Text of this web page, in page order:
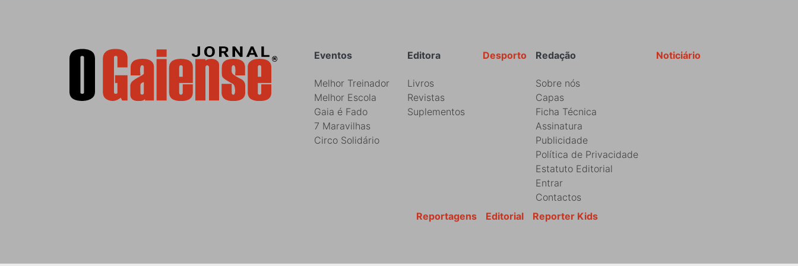
Rodapé Noticiário
Redação
Sobre nós
Capas
Ficha Técnica
Assinatura
Publicidade
Política de Privacidade
Estatuto Editorial
Entrar
Contactos
Desporto
Editora
Livros
Revistas
Suplementos
Eventos
Melhor Treinador
Melhor Escola
Gaia é Fado
7 Maravilhas
Circo Solidário
Reporter Kids
Editorial
Reportagens